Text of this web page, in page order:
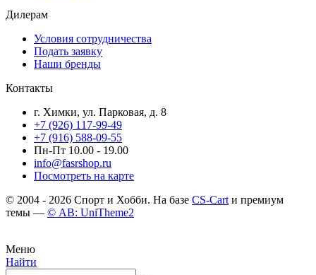
Дилерам
Условия сотрудничества
Подать заявку
Наши бренды
Контакты
г. Химки, ул. Парковая, д. 8
+7 (926) 117-99-49
+7 (916) 588-09-55
Пн-Пт 10.00 - 19.00
info@fasrshop.ru
Посмотреть на карте
© 2004 - 2026 Спорт и Хобби. На базе CS-Cart и премиум
темы — © AB: UniTheme2
Меню
Найти